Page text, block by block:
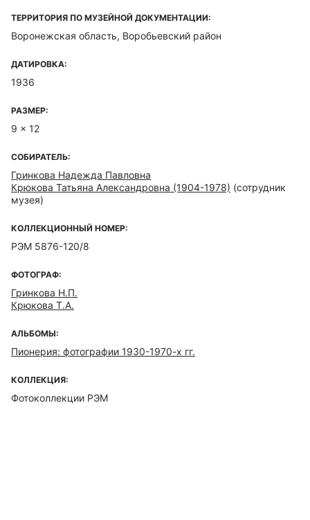
ТЕРРИТОРИЯ ПО МУЗЕЙНОЙ ДОКУМЕНТАЦИИ:
Воронежская область, Воробьевский район
ДАТИРОВКА:
1936
РАЗМЕР:
9 x 12
СОБИРАТЕЛЬ:
Гринкова Надежда Павловна
Крюкова Татьяна Александровна (1904-1978) (сотрудник
музея)
КОЛЛЕКЦИОННЫЙ НОМЕР:
РЭМ 5876-120/8
ФОТОГРАФ:
Гринкова Н.П.
Крюкова Т.А.
АЛЬБОМЫ:
Пионерия: фотографии 1930-1970-х гг.
КОЛЛЕКЦИЯ:
Фотоколлекции РЭМ